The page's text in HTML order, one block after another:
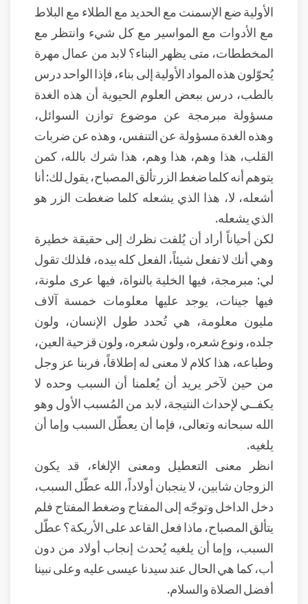
الأولية ضع الإسمنت مع الحديد مع الطلاء مع البلاط
مع الأدوات مع المواسير مع كل شيء وانتظر مع
المخططات، متى يظهر البناء؟ لابد من عمال مهرة
يُحوّلون هذه المواد الأولية إلى بناء، فإذا الواحد درس
بالطب، درس ببعض العلوم الحيوية أن هذه الغدة
مسؤولة مبرمجة عن موضوع توازن السوائل،
وهذه الغدة مسؤولة عن التنفس، وهذه عن ضربات
القلب، هذا وهم، هذا وهم، هذا شرك بالله، كمن
يتوهم أنه كلما ضغط الزر تألق المصباح، يقول لك: أنا
أشعله، لا، هذا الذي يشعله كلما ضغطت الزر هو
الذي يشعله.
لكن أحياناً أراد أن يُلفت نظرك إلى حقيقة خطيرة
وهي أنك لا تفعل شيئاً، الفعل كله بيده، فلذلك تقول
لي: مبرمجة، فيها الخلية بالنواة، فيها عرى ملونة،
فيها جينات، يوجد عليها معلومات خمسة آلاف
مليون معلومة، هي تُحدد طول الإنسان، ولون
جلده، ونوع شعره، ولون شعره، ولون قزحية العين،
وطباعه، هذا كلام لا معنى له إطلاقاً، فربنا عز وجل
من حين لآخر يريد أن يُعلمنا أن السبب وحده لا
يكفــي لإحداث النتيجة، لابد من المُسبب الأول وهو
الله سبحانه وتعالى، فإما أن يعطّل السبب وإما أن
يلغيه.
انظر معنى التعطيل ومعنى الإلغاء، قد يكون
الزوجان شابين، لا ينجبان أولاداً، الله عطّل السبب،
دخل الداخل وتوجّه إلى المفتاح وضغط المفتاح فلم
يتألق المصباح، ماذا فعل القاعد على الأريكة؟ عطّل
السبب، وإما أن يلغيه يُحدث إنجاب أولاد من دون
أب، كما هي الحال عند سيدنا عيسى عليه وعلى نبينا
أفضل الصلاة والسلام.